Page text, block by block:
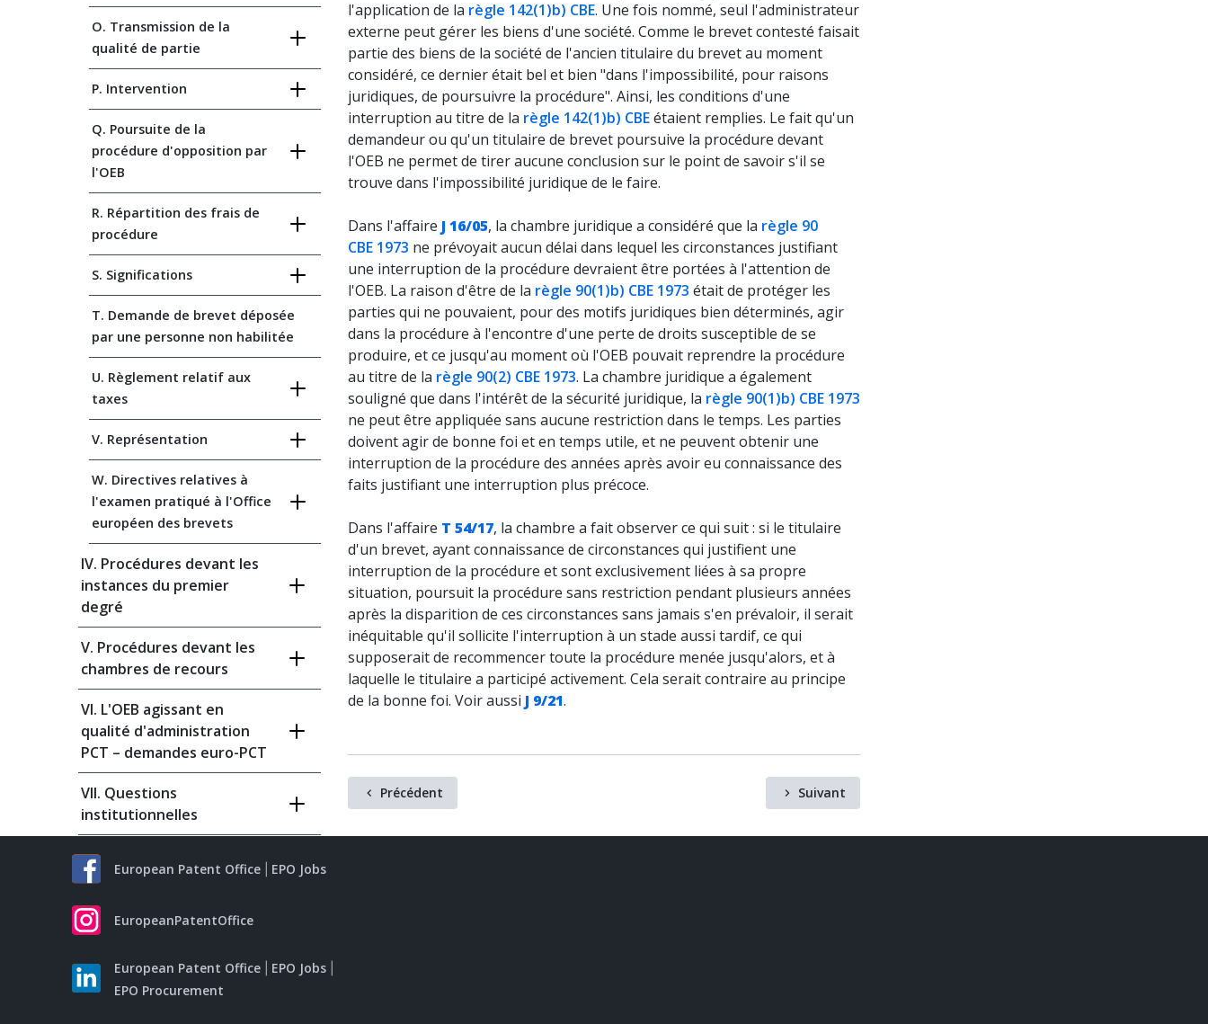
O. Transmission de la
qualité de partie
P. Intervention
Q. Poursuite de la
procédure d'opposition par
l'OEB
R. Répartition des frais de
procédure
S. Significations
T. Demande de brevet déposée
par une personne non habilitée
U. Règlement relatif aux
taxes
V. Représentation
W. Directives relatives à
l'examen pratiqué à l'Office
européen des brevets
IV. Procédures devant les
instances du premier
degré
V. Procédures devant les
chambres de recours
VI. L'OEB agissant en
qualité d'administration
PCT – demandes euro-PCT
VII. Questions
institutionnelles
l'application de la règle 142(1)b) CBE. Une fois nommé, seul l'administrateur
externe peut gérer les biens d'une société. Comme le brevet contesté faisait
partie des biens de la société de l'ancien titulaire du brevet au moment
considéré, ce dernier était bel et bien "dans l'impossibilité, pour raisons
juridiques, de poursuivre la procédure". Ainsi, les conditions d'une
interruption au titre de la règle 142(1)b) CBEétaient remplies. Le fait qu'un
demandeur ou qu'un titulaire de brevet poursuive la procédure devant
l'OEB ne permet de tirer aucune conclusion sur le point de savoir s'il se
trouve dans l'impossibilité juridique de le faire.
Dans l'affaire J 16/05, la chambre juridique a considéré que la règle 90
CBE 1973 ne prévoyait aucun délai dans lequel les circonstances justifiant
une interruption de la procédure devraient être portées à l'attention de
l'OEB. La raison d'être de la règle 90(1)b) CBE 1973 était de protéger les
parties qui ne pouvaient, pour des motifs juridiques bien déterminés, agir
dans la procédure à l'encontre d'une perte de droits susceptible de se
produire, et ce jusqu'au moment où l'OEB pouvait reprendre la procédure
au titre de la règle 90(2) CBE 1973. La chambre juridique a également
souligné que dans l'intérêt de la sécurité juridique, la règle 90(1)b) CBE 1973
ne peut être appliquée sans aucune restriction dans le temps. Les parties
doivent agir de bonne foi et en temps utile, et ne peuvent obtenir une
interruption de la procédure des années après avoir eu connaissance des
faits justifiant une interruption plus précoce.
Dans l'affaire T 54/17, la chambre a fait observer ce qui suit : si le titulaire
d'un brevet, ayant connaissance de circonstances qui justifient une
interruption de la procédure et sont exclusivement liées à sa propre
situation, poursuit la procédure sans restriction pendant plusieurs années
après la disparition de ces circonstances sans jamais s'en prévaloir, il serait
inéquitable qu'il sollicite l'interruption à un stade aussi tardif, ce qui
supposerait de recommencer toute la procédure menée jusqu'alors, et à
laquelle le titulaire a participé activement. Cela serait contraire au principe
de la bonne foi. Voir aussi J 9/21.
Précédent Suivant
European Patent Office EPO Jobs
EuropeanPatentOffice
European Patent Office
EPO Jobs
EPO Procurement